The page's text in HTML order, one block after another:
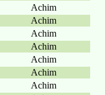
Achim
Achim
Achim
Achim
Achim
Achim
Achim